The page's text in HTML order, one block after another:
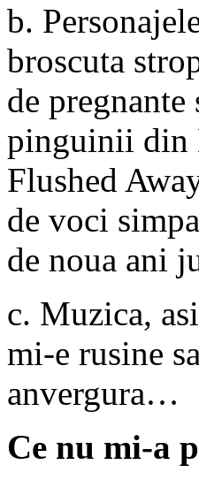
b.
broscuta
de
pinguinii din
Flushed
de voci
de noua ani
c. Muzica,
mi-e rusine
anvergura…
Ce nu mi-a